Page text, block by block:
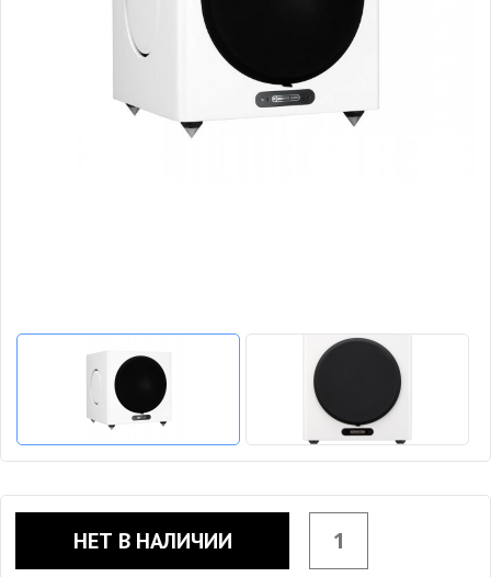
НЕТ В НАЛИЧИИ